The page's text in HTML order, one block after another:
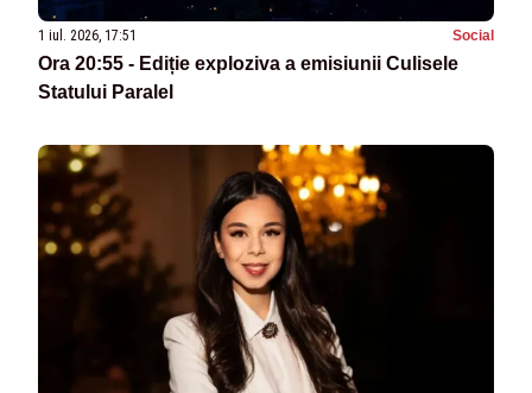
1 iul. 2026, 17:51 Social
Ora 20:55 - Ediție exploziva a emisiunii Culisele
Statului Paralel